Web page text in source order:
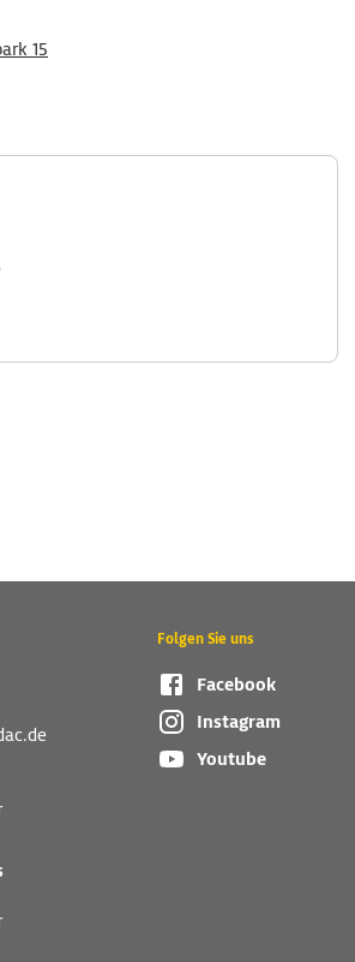
15
Folgen Sie uns
Facebook
Instagram
Youtube